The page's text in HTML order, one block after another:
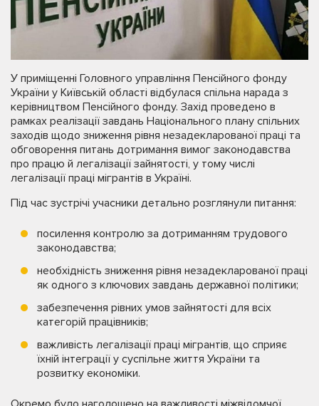
У приміщенні Головного управління Пенсійного фонду
України у Київській області відбулася спільна нарада з
керівництвом Пенсійного фонду. Захід проведено в
рамках реалізації завдань Національного плану спільних
заходів щодо зниження рівня незадекларованої праці та
обговорення питань дотримання вимог законодавства
про працю й легалізації зайнятості, у тому числі
легалізації праці мігрантів в Україні.
Під час зустрічі учасники детально розглянули питання:
посилення контролю за дотриманням трудового
законодавства;
необхідність зниження рівня незадекларованої праці
як одного з ключових завдань державної політики;
забезпечення рівних умов зайнятості для всіх
категорій працівників;
важливість легалізації праці мігрантів, що сприяє
їхній інтеграції у суспільне життя України та
розвитку економіки.